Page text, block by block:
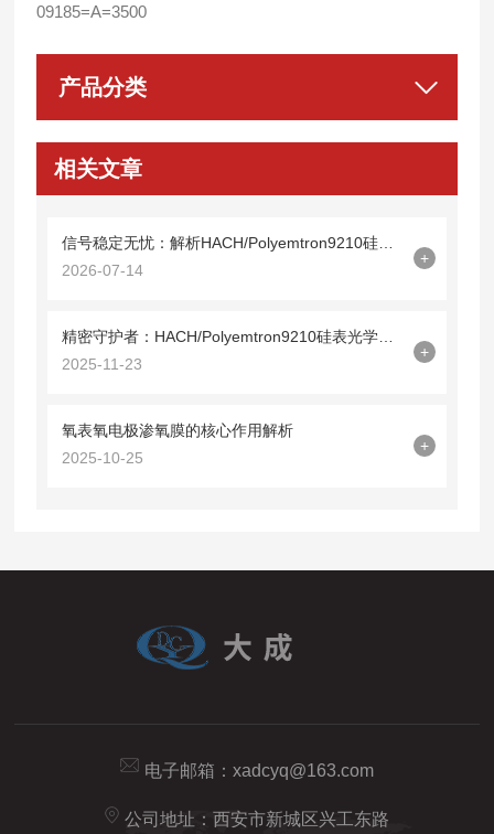
09185=A=3500
产品分类
相关文章
2026-07-14
+
2025-11-23
+
氧表氧电极渗氧膜的核心作用解析
2025-10-25
+
电子邮箱： xadcyq@163.com
公司地址：西安市新城区兴工东路